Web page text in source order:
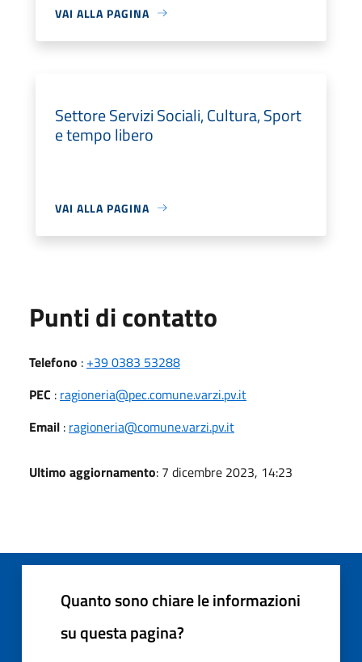
VAI ALLA PAGINA
Settore Servizi Sociali, Cultura, Sport
e tempo libero
VAI ALLA PAGINA
Punti di contatto
Telefono : +39 0383 53288
PEC : ragioneria@pec.comune.varzi.pv.it
Email : ragioneria@comune.varzi.pv.it
Ultimo aggiornamento: 7 dicembre 2023, 14:23
Quanto sono chiare le informazioni
su questa pagina?